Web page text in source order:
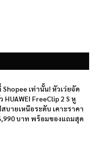
เท่านั้น! หัวเว่ยจัด
HUAWEI FreeClip 2 S หู
บายเหนือระดับ เคาะราคา
บาท พร้อมของแถมสุด